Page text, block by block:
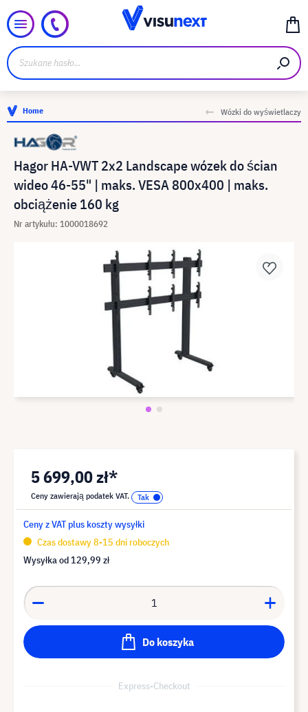
Home Wózki do wyświetlaczy
Hagor HA-VWT 2x2 Landscape wózek do ścian
wideo 46-55" | maks. VESA 800x400 | maks.
obciążenie 160 kg
Nr artykułu: 1000018692
5 699,00 zł*
Ceny zawierają podatek VAT.
Ceny z VAT plus koszty wysyłki
Czas dostawy 8-15 dni roboczych
Wysyłka od 129,99 zł
Do koszyka
Express-Checkout